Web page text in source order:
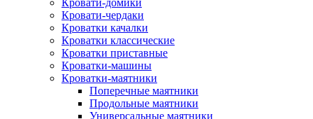
Кровати-домики
Кровати-чердаки
Кроватки качалки
Кроватки классические
Кроватки приставные
Кроватки-машины
Кроватки-маятники
Поперечные маятники
Продольные маятники
Универсальные маятники